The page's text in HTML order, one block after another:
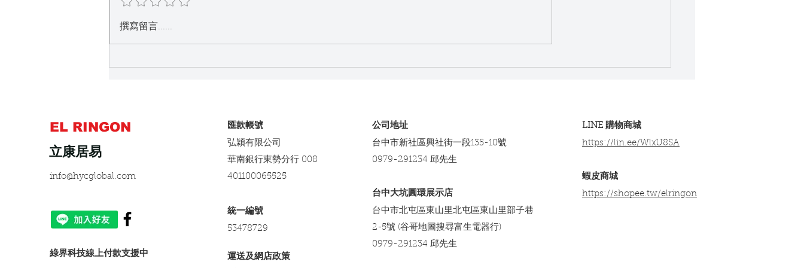
立康居易品牌分析與升降桌市
撰寫留言......
EL RINGON
立康居易
info@hycglobal.com
​綠界科技線上付款支援中
​匯款帳號
弘穎有限公司
​華南銀行東勢分行 008
401100065525
​統一編號
53478729
運送及網店政策
​公司地址
台中市新社區興社街一段135-10號
0979-291234 邱先生
台中大坑圓環展示店
台中市北屯區東山里北屯區東山里部子巷
2-5號 (谷哥地圖搜尋富生電器行)
0979-291234 邱先生
LINE 購物商城
https://lin.ee/WlxU8SA​
​蝦皮商城
https://shopee.tw/elringon